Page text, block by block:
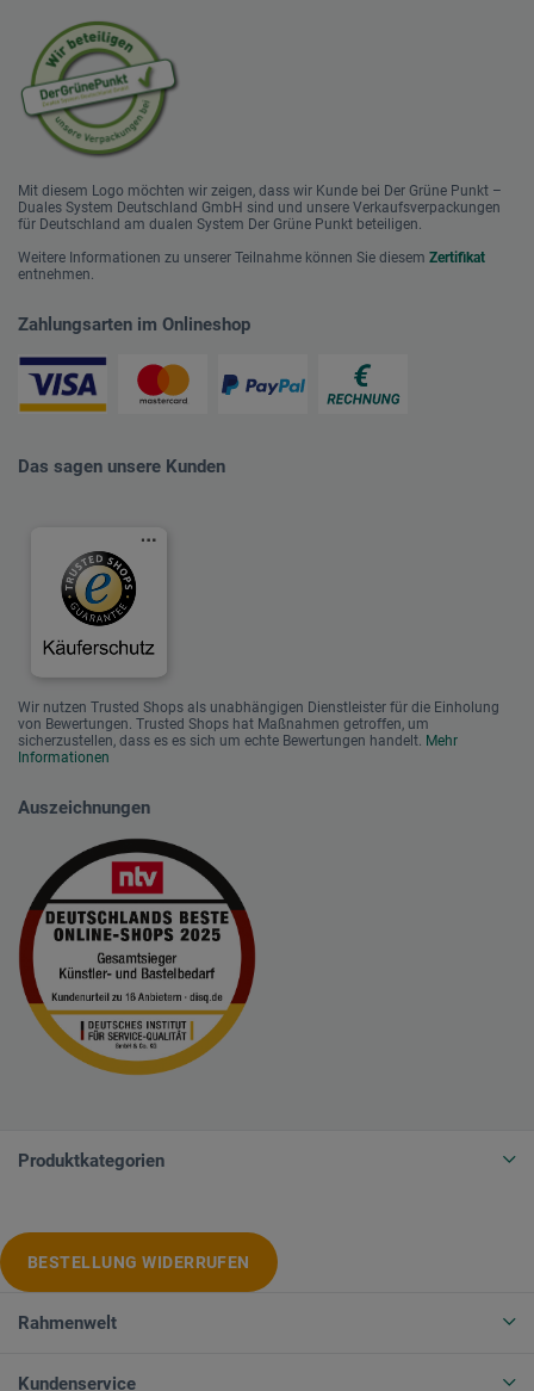
Mit diesem Logo möchten wir zeigen, dass wir Kunde bei Der Grüne Punkt –
Duales System Deutschland GmbH sind und unsere Verkaufsverpackungen
für Deutschland am dualen System Der Grüne Punkt beteiligen.
Weitere Informationen zu unserer Teilnahme können Sie diesem Zertifikat
entnehmen.
Zahlungsarten im Onlineshop
Das sagen unsere Kunden
Wir nutzen Trusted Shops als unabhängigen Dienstleister für die Einholung
von Bewertungen. Trusted Shops hat Maßnahmen getroffen, um
sicherzustellen, dass es es sich um echte Bewertungen handelt. Mehr
Informationen
Auszeichnungen
Produktkategorien
BESTELLUNG WIDERRUFEN
Rahmenwelt
Kundenservice